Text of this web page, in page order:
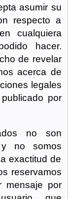
asumir su
respecto a
cualquiera
hacer.
de revelar
acerca de
legales
por
no son
y no somos
exactitud de
reservamos
mensaje por